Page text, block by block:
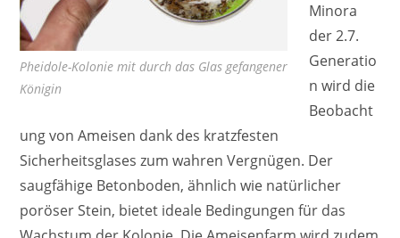
Pheidole-Kolonie mit durch das Glas gefangener
Königin
Minora
der 2.7.
Generatio
n wird die
Beobacht
ung von Ameisen dank des kratzfesten
Sicherheitsglases zum wahren Vergnügen. Der
saugfähige Betonboden, ähnlich wie natürlicher
poröser Stein, bietet ideale Bedingungen für das